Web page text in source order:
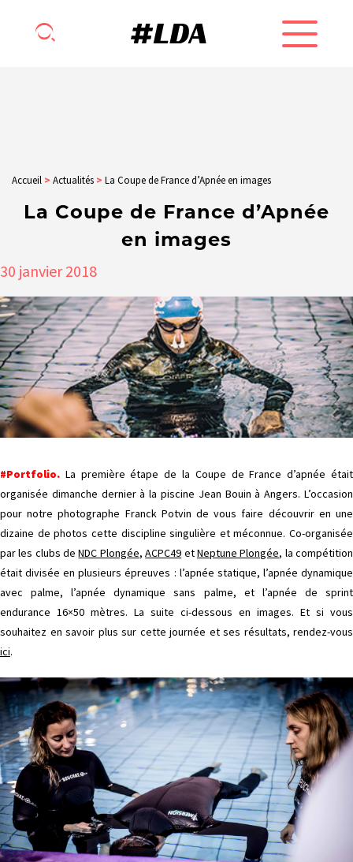
Accueil > Actualités > La Coupe de France d’Apnée en images
La Coupe de France d’Apnée
en images
30 janvier2018
#Portfolio. La première étape de la Coupe de France d’apnée était
organisée dimanche dernier à la piscine Jean Bouin à Angers. L’occasion
pour notre photographe Franck Potvin de vous faire découvrir en une
dizaine de photos cette discipline singulière et méconnue. Co-organisée
par les clubs deNDC Plongée,ACPC49 etNeptune Plongée, la compétition
était divisée en plusieurs épreuves : l’apnée statique, l’apnée dynamique
avec palme, l’apnée dynamique sans palme, et l’apnée de sprint
endurance 16×50 mètres. La suite ci-dessous en images. Et si vous
souhaitez en savoir plus sur cette journée et ses résultats, rendez-vous
ici.